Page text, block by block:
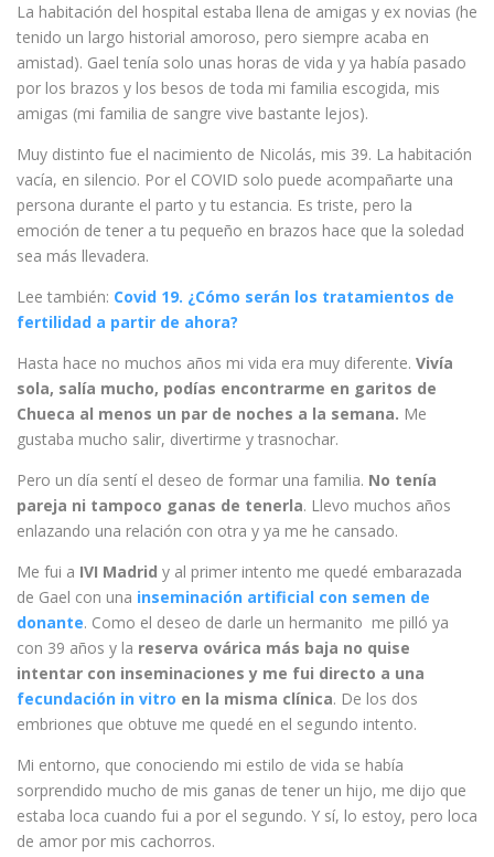
La habitación del hospital estaba llena de amigas y ex novias (he
tenido un largo historial amoroso, pero siempre acaba en
amistad). Gael tenía solo unas horas de vida y ya había pasado
por los brazos y los besos de toda mi familia escogida, mis
amigas (mi familia de sangre vive bastante lejos).
Muy distinto fue el nacimiento de Nicolás, mis 39. La habitación
vacía, en silencio. Por el COVID solo puede acompañarte una
persona durante el parto y tu estancia. Es triste, pero la
emoción de tener a tu pequeño en brazos hace que la soledad
sea más llevadera.
Lee también: Covid 19. ¿Cómo serán los tratamientos de
fertilidad a partir de ahora?
Hasta hace no muchos años mi vida era muy diferente. Vivía
sola, salía mucho, podías encontrarme en garitos de
Chueca al menos un par de noches a la semana. Me
gustaba mucho salir, divertirme y trasnochar.
Pero un día sentí el deseo de formar una familia. No tenía
pareja ni tampoco ganas de tenerla. Llevo muchos años
enlazando una relación con otra y ya me he cansado.
Me fui a IVI Madrid y al primer intento me quedé embarazada
de Gael con una inseminación artificial con semen de
donante. Como el deseo de darle un hermanito me pilló ya
con 39 años y la reserva ovárica más baja no quise
intentar con inseminaciones y me fui directo a una
fecundación in vitro en la misma clínica. De los dos
embriones que obtuve me quedé en el segundo intento.
Mi entorno, que conociendo mi estilo de vida se había
sorprendido mucho de mis ganas de tener un hijo, me dijo que
estaba loca cuando fui a por el segundo. Y sí, lo estoy, pero loca
de amor por mis cachorros.